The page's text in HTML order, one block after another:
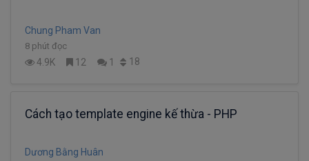
Chung Pham Van
8 phút đọc
4.9K 12 1 18
Cách tạo template engine kế thừa - PHP
Dương Bằng Huân